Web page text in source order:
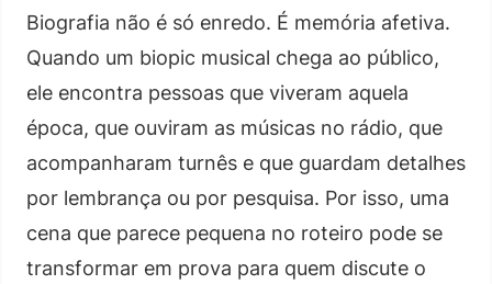
Biografia não é só enredo. É memória afetiva.
Quando um biopic musical chega ao público,
ele encontra pessoas que viveram aquela
época, que ouviram as músicas no rádio, que
acompanharam turnês e que guardam detalhes
por lembrança ou por pesquisa. Por isso, uma
cena que parece pequena no roteiro pode se
transformar em prova para quem discute o